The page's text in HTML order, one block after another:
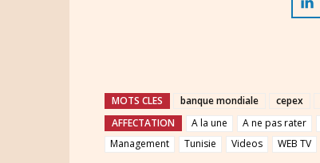
MOTS CLES banque mondiale cepex
AFFECTATION
A la une A ne pas rater
Management
Tunisie Videos WEB TV